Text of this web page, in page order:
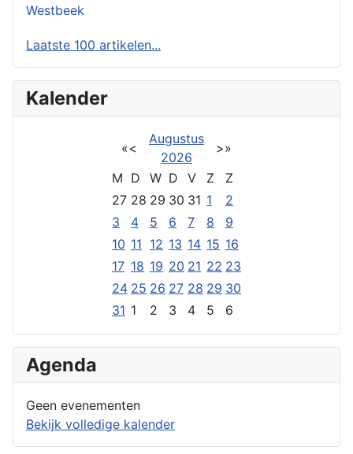
Westbeek
Laatste 100 artikelen...
Kalender
«<
Augustus
2026
>»
M D W D V Z
Z
27 28 29 30 31 1
2
3
4 5 6 7 8
9
10 11 12 13 14 15 16
17 18 19 20 21 22 23
24 25 26 27 28 29 30
31 1 2 3 4 5 6
Agenda
Geen evenementen
Bekijk volledige kalender